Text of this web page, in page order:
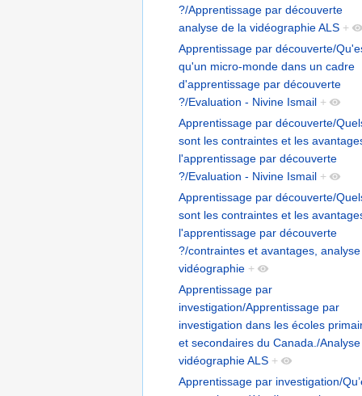
?/Apprentissage par découverte
analyse de la vidéographie ALS +
Apprentissage par découverte/
qu'un micro-monde dans un cadre
d'apprentissage par découverte
?/Evaluation - Nivine Ismail +
Apprentissage par découverte/
sont les contraintes et les
l'apprentissage par découverte
?/Evaluation - Nivine Ismail +
Apprentissage par découverte/
sont les contraintes et les
l'apprentissage par découverte
?/contraintes et avantages, analyse
vidéographie +
Apprentissage par
investigation/Apprentissage par
investigation dans les écoles
et secondaires du Canada./Analyse
vidéographie ALS +
Apprentissage par investigation/